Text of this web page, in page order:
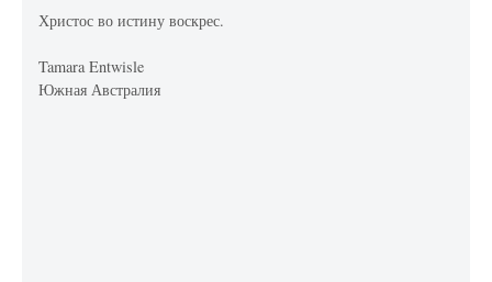
Христос во истину воскрес.
Tamara Entwisle
Южная Австралия